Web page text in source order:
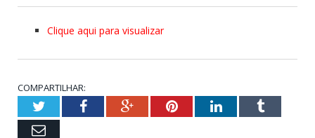
Clique aqui para visualizar
COMPARTILHAR:
TwitterFacebookGoogle+PinterestLinkedInTumblr
Email